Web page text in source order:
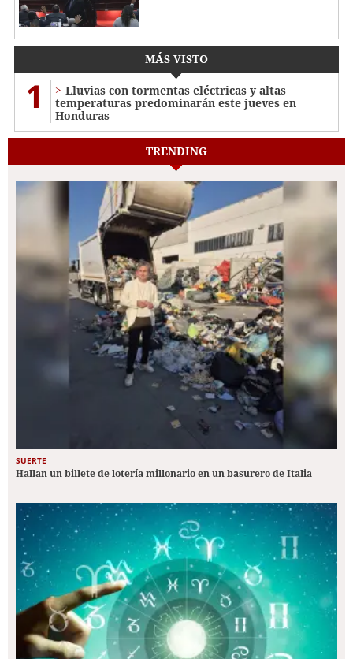
MÁS VISTO
1
Lluvias con tormentas eléctricas y altas
temperaturas predominarán este jueves en
Honduras
TRENDING
SUERTE
Hallan un billete de lotería millonario en un basurero de Italia